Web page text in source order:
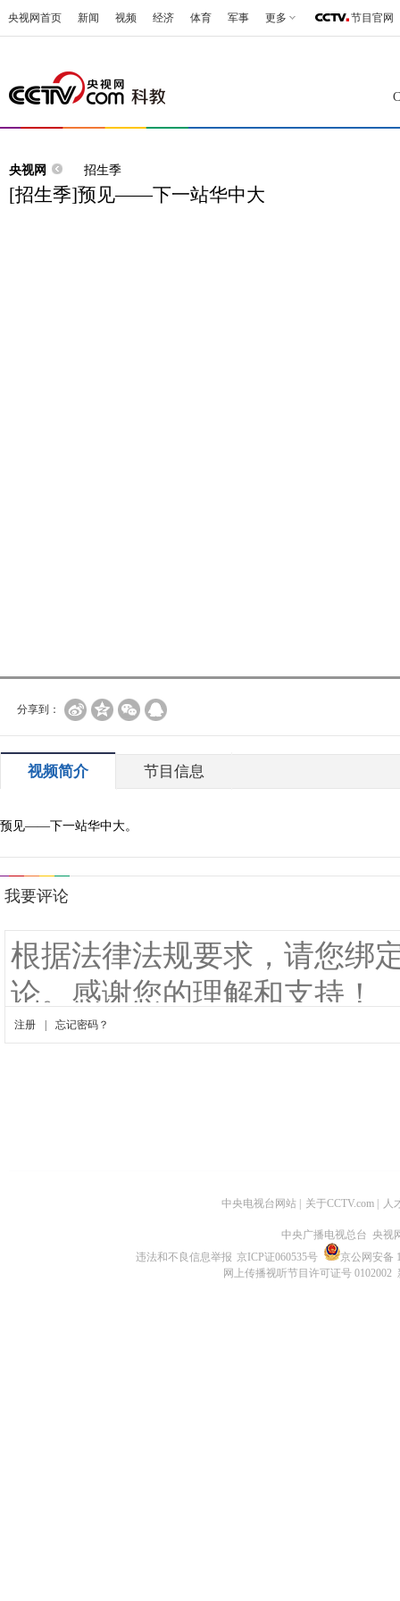
央视网首页 新闻 视频 经济 体育 军事 更多 节目官网
央视网 招生季
[招生季]预见——下一站华中大
分享到：
视频简介 节目信息
预见——下一站华中大。
中央电视台网站 关于CCTV.com 人
中央广播电视总台 央视
违法和不良信息举报 京ICP证060535号
京公网安备
网上传播视听节目许可证号 0102002